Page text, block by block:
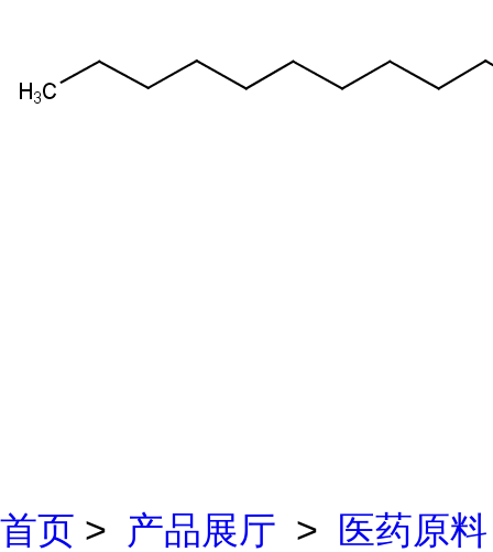
首页 > 产品展厅 >
医药原料